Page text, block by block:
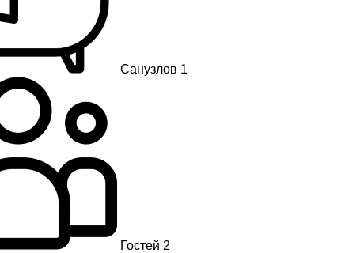
Санузлов 1
Гостей 2